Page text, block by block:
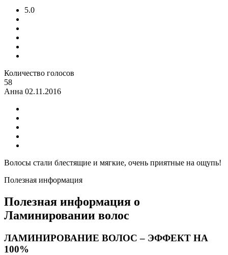
5.0
Количество голосов
58
Анна 02.11.2016
Волосы стали блестящие и мягкие, очень приятные на ощупь!
Полезная информация
Полезная информация о
Ламинировании волос
ЛАМИНИРОВАНИЕ ВОЛОС – ЭФФЕКТ НА
100%